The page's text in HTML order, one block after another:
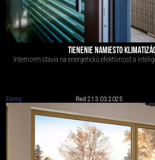
TIENENIE NAMIESTO
Internorm stavia na energetickú efektívnosť a
Firmy Red 213.03.2025